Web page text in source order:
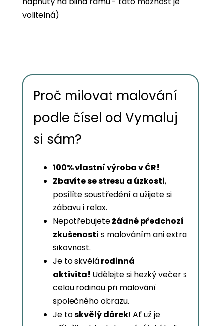
volitelná)
Proč milovat malování
podle čísel od Vymaluj
si sám?
100% vlastní výroba v ČR!
Zbavíte se stresu a úzkosti,
posílíte soustředění a užijete si
zábavu i relax.
Nepotřebujete žádné předchozí
zkušenosti s malováním ani extra
šikovnost.
Je to skvělárodinná
aktivita! Udělejte si hezký večer s
celou rodinou při malování
společného obrazu.
Je toskvělý dárek! Ať už je